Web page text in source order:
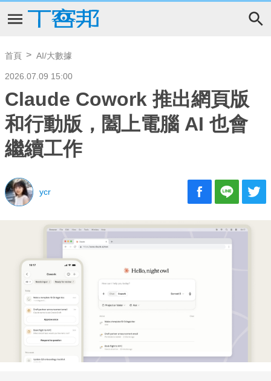
首頁 AI/大數據
2026.07.09 15:00
Claude Cowork 推出網頁版
和行動版，闔上電腦 AI 也會
繼續工作
ycr